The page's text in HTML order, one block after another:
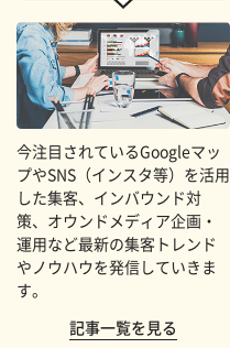
今注目されているGoogleマッ
プやSNS（インスタ等）を活用
した集客、インバウンド対
策、オウンドメディア企画・
運用など最新の集客トレンド
やノウハウを発信していきま
す。
記事一覧を見る